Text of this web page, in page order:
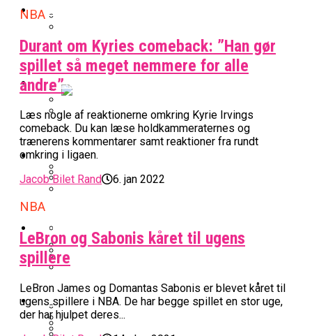
BK Vejen Opruster: Amerikansk Point
Guard På Plads
Nu Står Det Klart: Den Dag Starter
Basketligaen
Spanske Række
Officielt: Bakken Skal Spille Champions
League-Kvalifikation
NBA
Warriors Forlænger Med Succestræner
Miami Heat Smider Skandaleramt Spiller
På Porten
All-Star Guard Nærmer Sig Comeback
EuroLeague
Danskerne Imponerede Torsdag Aften I
EuroLeague
Sølv Til Tobias Jensen: Bayern Er Tysk
Mester Efter To Missede Ulm-Matchbolde
Kvindebasketligaen
Efter ‘The Double’: Kvindebasketligaens
MVP Rykker Til Sverige
Podcast
Trænere, Gav Man Sig 100 Procent”
Video
NBA
Durant om Kyries comeback: ”Han gør
spillet så meget nemmere for alle
andre”
Læs nogle af reaktionerne omkring Kyrie Irvings
comeback. Du kan læse holdkammeraternes og
trænerens kommentarer samt reaktioner fra rundt
omkring i ligaen.
Jacob Bilet Rand
6. jan 2022
NBA
LeBron og Sabonis kåret til ugens
spillere
LeBron James og Domantas Sabonis er blevet kåret til
ugens spillere i NBA. De har begge spillet en stor uge,
der har hjulpet deres...